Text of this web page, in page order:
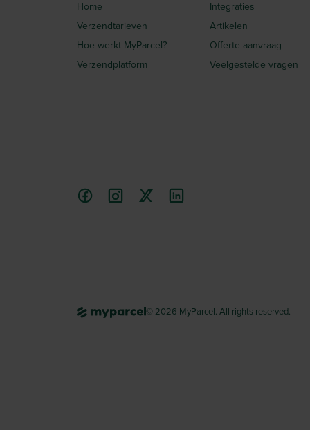
Home
Verzendtarieven
Hoe werkt MyParcel?
Verzendplatform
Integraties
Artikelen
Offerte aanvraag
Veelgestelde vragen
© 2026 MyParcel. All rights reserved.